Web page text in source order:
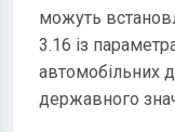
можуть
3.16 із
автомобільних
державного